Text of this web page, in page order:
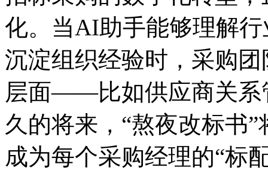
化。当AI助手能够理解行业
沉淀组织经验时，采
层面——比如供应商关系管
久的将来，“熬夜改标书”
成为每个采购经理的“标